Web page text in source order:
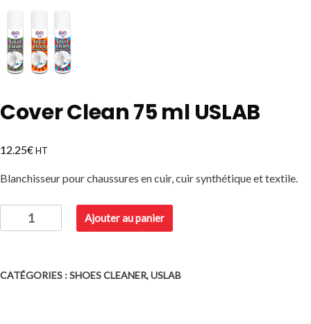
Cover Clean 75 ml USLAB
12.25€HT
Blanchisseur pour chaussures en cuir, cuir synthétique et textile.
quantité
de
75
Ajouter au panier
CATÉGORIES :SHOES CLEANER,USLAB